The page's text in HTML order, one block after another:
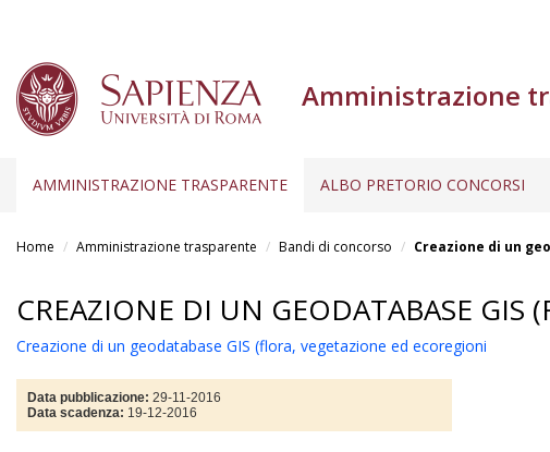
Amministrazione
AMMINISTRAZIONE TRASPARENTE ALBO PRETORIO CONCORSI
Home Amministrazione trasparente Bandi di concorso Creazione di un
CREAZIONE DI UN GEODATABASE GIS
Creazione di un geodatabase GIS (flora, vegetazione ed ecoregioni
Data pubblicazione: 29-11-2016
Data scadenza: 19-12-2016